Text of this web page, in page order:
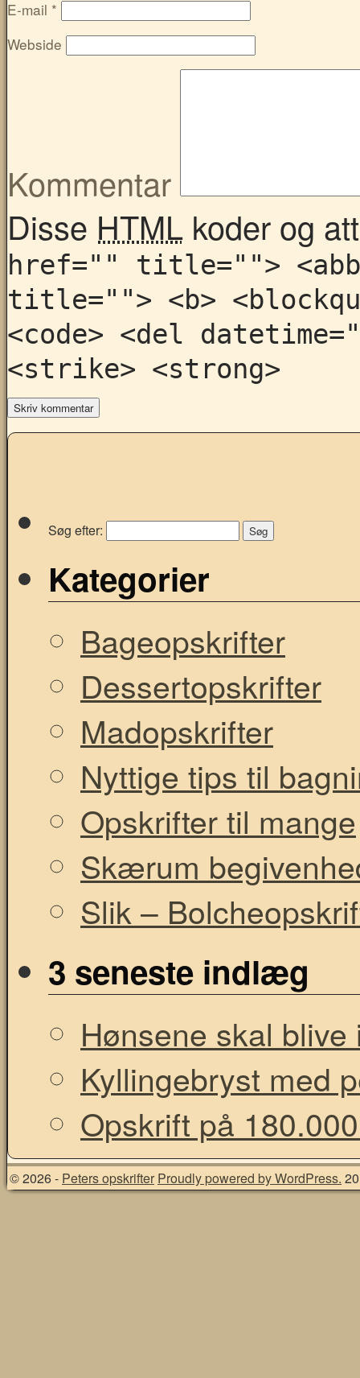
E-mail *
Webside
Kommentar
Disse HTML koder og
href="" title="">
title=""> <b>
<code> <del
<strike> <strong>
Søg efter:
Kategorier
Bageopskrifter
Dessertopskrifter
Madopskrifter
Nyttige tips til
Opskrifter til mange
Skærum
Slik –
3 seneste indlæg
Hønsene skal
Kyllingebryst med
Opskrift på
© 2026 - Peters opskrifter Proudly powered by WordPress.